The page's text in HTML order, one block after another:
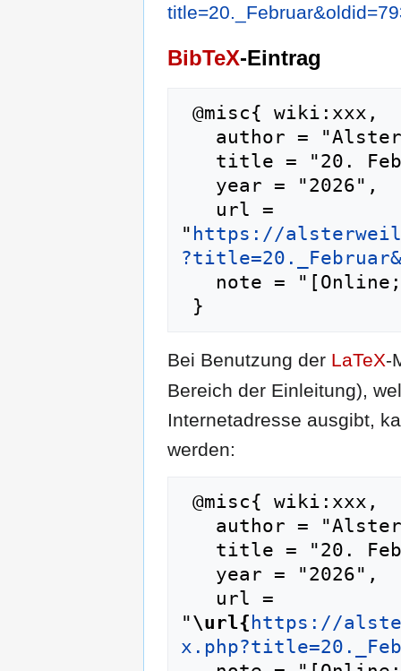
BibTeX-Eintrag
" https://
Bei Benutzung der LaTeX-
Bereich der Einleitung),
Internetadresse ausgibt,
werden:
"\url{ https://